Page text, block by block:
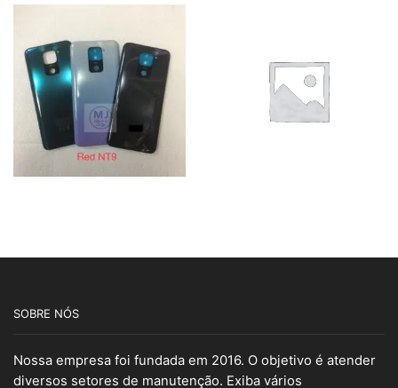
SOBRE NÓS
Nossa empresa foi fundada em 2016. O objetivo é atender
diversos setores de manutenção. Exiba vários